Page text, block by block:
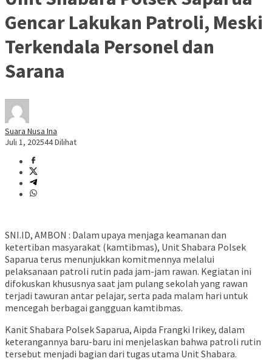
Gencar Lakukan Patroli, Meski
Terkendala Personel dan
Sarana
Suara Nusa Ina
Juli 1, 202544 Dilihat
SNI.ID, AMBON : Dalam upaya menjaga keamanan dan
ketertiban masyarakat (kamtibmas), Unit Shabara Polsek
Saparua terus menunjukkan komitmennya melalui
pelaksanaan patroli rutin pada jam-jam rawan. Kegiatan ini
difokuskan khususnya saat jam pulang sekolah yang rawan
terjadi tawuran antar pelajar, serta pada malam hari untuk
mencegah berbagai gangguan kamtibmas.
Kanit Shabara Polsek Saparua, Aipda Frangki Irikey, dalam
keterangannya baru-baru ini menjelaskan bahwa patroli rutin
tersebut menjadi bagian dari tugas utama Unit Shabara.